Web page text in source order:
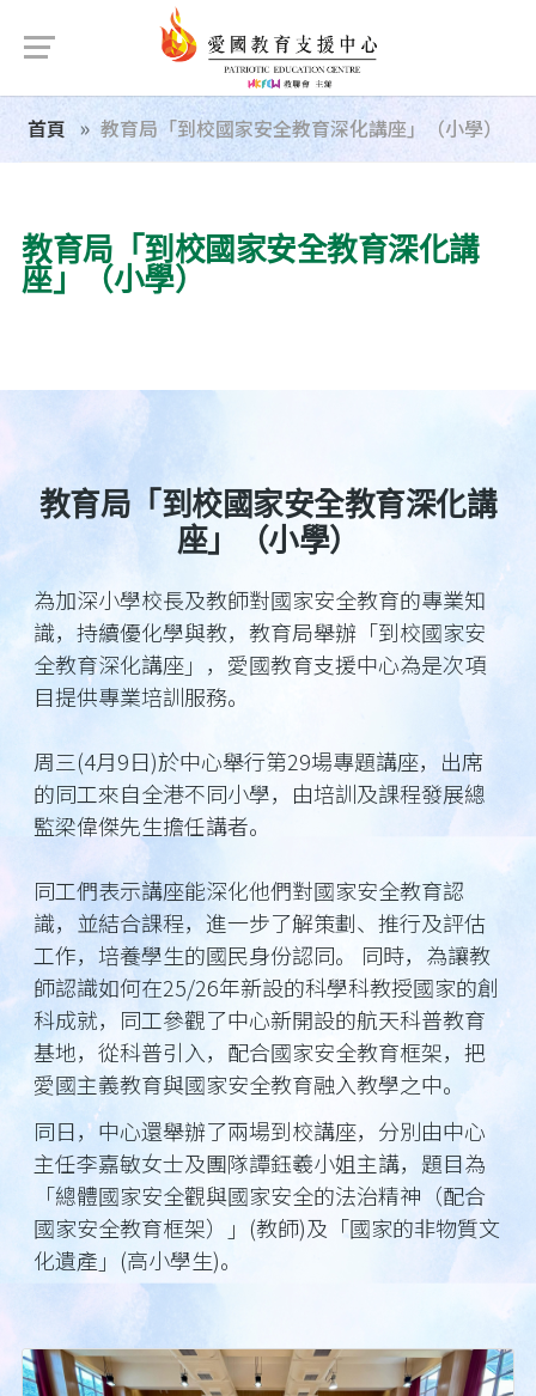
首頁 教育局「到校國家安全教育深化講座」（小學）
教育局「到校國家安全教育深化講
座」（小學）
教育局「到校國家安全教育深化講
座」（小學）
為加深小學校長及教師對國家安全教育的專業知
識，持續優化學與教，教育局舉辦「到校國家安
全教育深化講座」，愛國教育支援中心為是次項
目提供專業培訓服務。
周三(4月9日)於中心舉行第29場專題講座，出席
的同工來自全港不同小學，由培訓及課程發展總
監梁偉傑先生擔任講者。
同工們表示講座能深化他們對國家安全教育認
識，並結合課程，進一步了解策劃、推行及評估
工作，培養學生的國民身份認同。 同時，為讓教
師認識如何在25/26年新設的科學科教授國家的創
科成就，同工參觀了中心新開設的航天科普教育
基地，從科普引入，配合國家安全教育框架，把
愛國主義教育與國家安全教育融入教學之中。
同日，中心還舉辦了兩場到校講座，分別由中心
主任李嘉敏女士及團隊譚鈺羲小姐主講，題目為
「總體國家安全觀與國家安全的法治精神（配合
國家安全教育框架）」(教師)及「國家的非物質文
化遺產」(高小學生)。